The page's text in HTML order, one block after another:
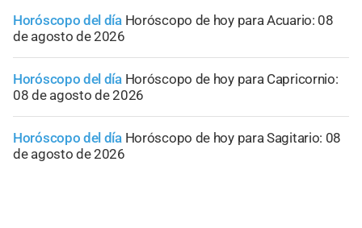
Horóscopo del día Horóscopo de hoy para Acuario: 08
de agosto de 2026
Horóscopo del día Horóscopo de hoy para Capricornio:
08 de agosto de 2026
Horóscopo del día Horóscopo de hoy para Sagitario: 08
de agosto de 2026